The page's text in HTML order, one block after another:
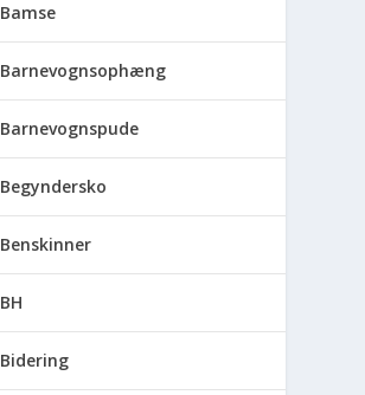
Bamse
Barnevognsophæng
Barnevognspude
Begyndersko
Benskinner
BH
Bidering